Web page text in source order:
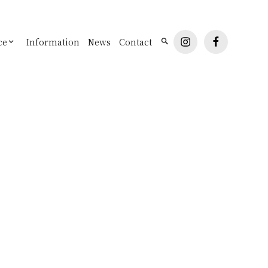
Information News Contact
instagramfacebook